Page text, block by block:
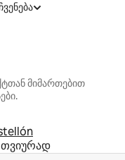
მიმართებით